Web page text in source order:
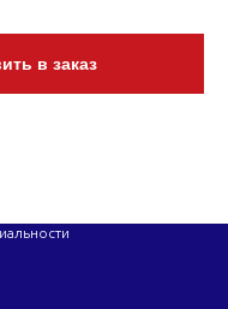
в заказ